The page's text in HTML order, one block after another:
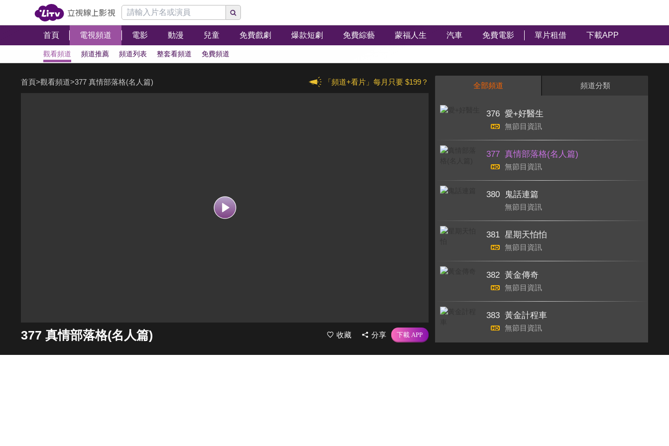
首頁 電視頻道 電影 動漫 兒童 免費戲劇 爆款短劇 免費綜藝 蒙福人生 汽車 免費電影 單片租借 下載APP
觀看頻道 頻道推薦 頻道列表 整套看頻道 免費頻道
「頻道+看片」每月只要 $199？
首頁>觀看頻道>377 真情部落格(名人篇)
377 真情部落格(名人篇) 收藏 分享
全部頻道 頻道分類
373 家庭８點檔轉轉發現愛
無節目資訊
374 真情部落格
376 愛+好醫生
無節目資訊
377 真情部落格(名人篇)
無節目資訊
380 鬼話連篇
無節目資訊
381 星期天怕怕
無節目資訊
382 黃金傳奇
無節目資訊
383 黃金計程車
無節目資訊
401 大胃王來了！